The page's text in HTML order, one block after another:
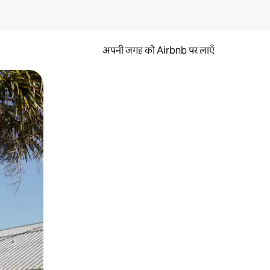
अपनी जगह को Airbnb पर लाएँ